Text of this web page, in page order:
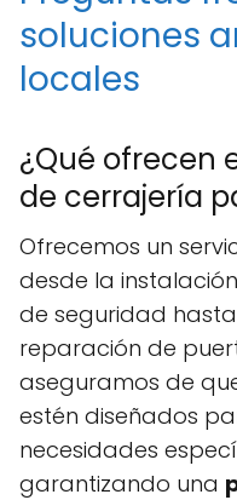
soluciones
locales
¿Qué ofrecen
de cerrajería
Ofrecemos un
desde la
de seguridad
reparación de
aseguramos de
estén diseñados
necesidades
garantizando una